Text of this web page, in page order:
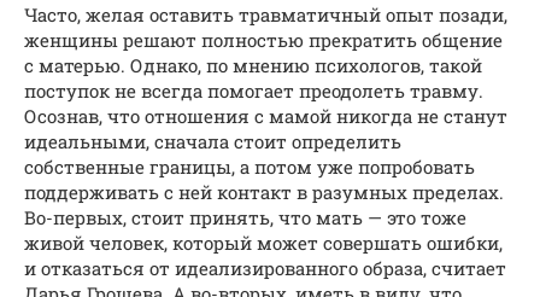
Часто, желая оставить травматичный опыт позади,
женщины решают полностью прекратить общение
с матерью. Однако, по мнению психологов, такой
поступок не всегда помогает преодолеть травму.
Осознав, что отношения с мамой никогда не станут
идеальными, сначала стоит определить
собственные границы, а потом уже попробовать
поддерживать с ней контакт в разумных пределах.
Во-первых, стоит принять, что мать — это тоже
живой человек, который может совершать ошибки,
и отказаться от идеализированного образа, считает